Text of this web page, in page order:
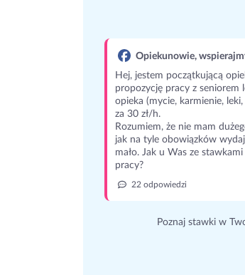
Opiekunowie,
Hej, jestem początkującą
propozycję pracy z seniorem
opieka (mycie, karmienie,
za 30 zł/h.
Rozumiem, że nie mam
jak na tyle obowiązków
mało. Jak u Was ze
pracy?
22 odpowiedzi
Poznaj stawki w